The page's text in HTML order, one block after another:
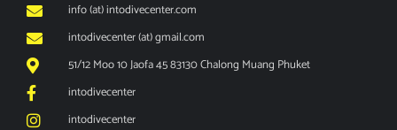
info (at) intodivecenter.com
intodivecenter (at) gmail.com
51/12 Moo 10 Jaofa 45 83130 Chalong Muang Phuket
intodivecenter
intodivecenter